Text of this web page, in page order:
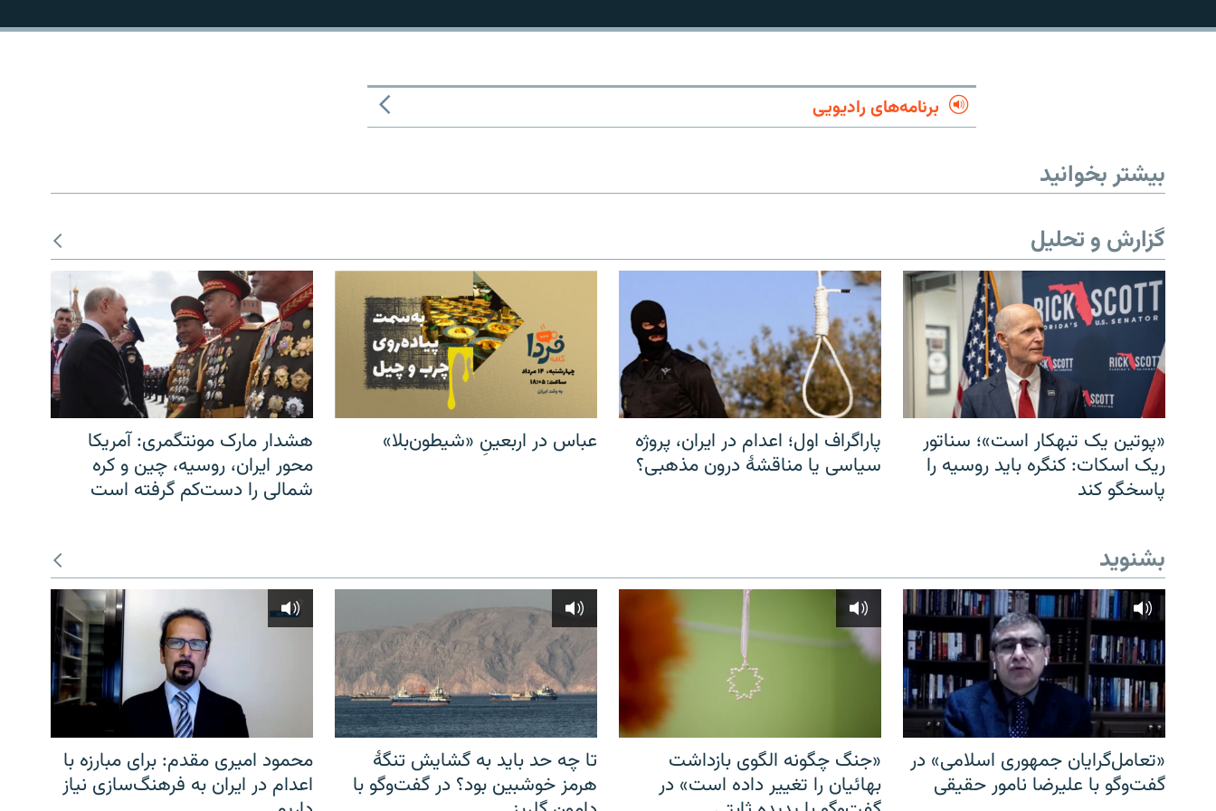
برنامه‌های رادیویی
بیشتر بخوانید
گزارش و تحلیل
«پوتین یک تبهکار است»؛ سناتور
ریک اسکات: کنگره باید روسیه را
پاسخگو کند
پاراگراف اول؛ اعدام در ایران، پروژه
سیاسی یا مناقشهٔ درون مذهبی؟
عباس در اربعینِ «شیطون‌بلا»
هشدار مارک مونتگمری: آمریکا
محور ایران، روسیه، چین و کره
شمالی را دست‌کم گرفته است
بشنوید
«تعامل‌گرایان جمهوری اسلامی» در
گفت‌وگو با علیرضا نامور حقیقی
«جنگ چگونه الگوی بازداشت
بهائیان را تغییر داده است» در
تا چه حد باید به گشایش تنگهٔ
هرمز خوشبین بود؟ در گفت‌وگو با
محمود امیری مقدم: برای مبارزه با
اعدام در ایران به فرهنگ‌سازی نیاز